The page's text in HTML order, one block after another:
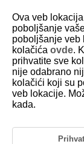
D180-135
Reprodukcija
U ovom poglavlju su
(kartica [
]).
Ova veb
poboljšanje
poboljšanje veb
kolačića ovde.
prihvatite sve
nije odabrano
kolačići koji su
veb lokacije.
kada.